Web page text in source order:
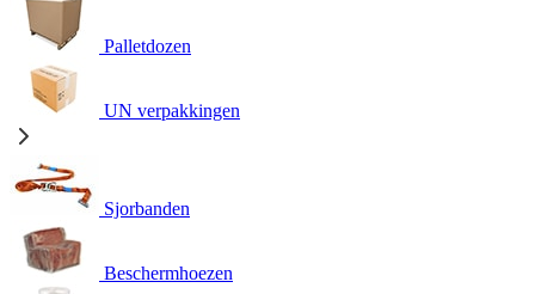
Palletdozen
UN verpakkingen
Sjorbanden
Beschermhoezen